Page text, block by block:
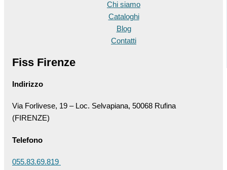
Chi siamo
Cataloghi
Blog
Contatti
Fiss Firenze
Indirizzo
Via Forlivese, 19 – Loc. Selvapiana, 50068 Rufina
(FIRENZE)
Telefono
055.83.69.819